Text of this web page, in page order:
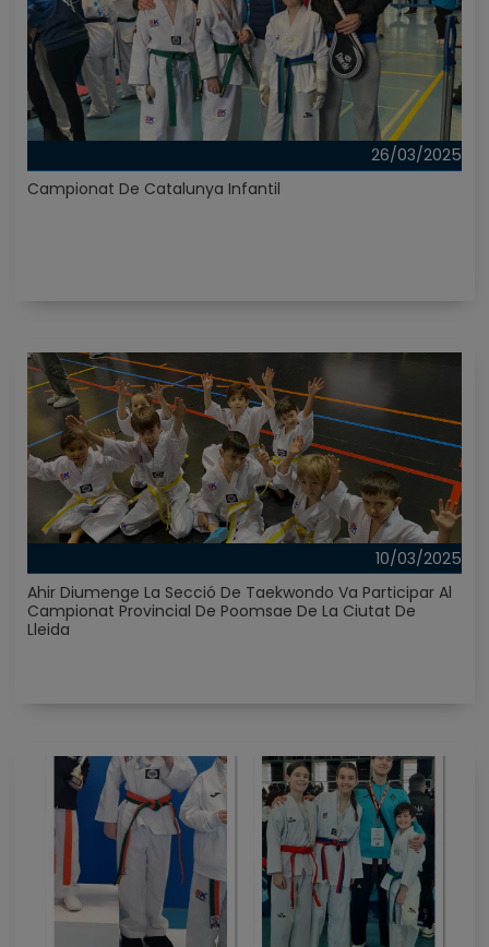
26/03/2025
Campionat De Catalunya Infantil
10/03/2025
Ahir Diumenge La Secció De Taekwondo Va Participar Al
Campionat Provincial De Poomsae De La Ciutat De
Lleida